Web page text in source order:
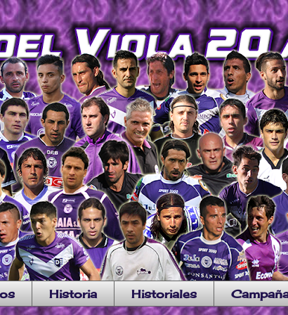
Historia Historiales